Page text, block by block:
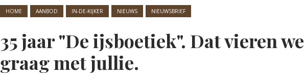
HOME AANBOD IN-DE-KIJKER NIEUWS NIEUWSBRIEF
35 jaar "De ijsboetiek". Dat vieren we
graag met jullie.